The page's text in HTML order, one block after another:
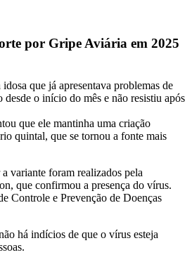
por Gripe Aviária em 2025
que já apresentava problemas de
desde o início do mês e não resistiu após
que ele mantinha uma criação
quintal, que se tornou a fonte mais
variante foram realizados pela
, que confirmou a presença do vírus.
Controle e Prevenção de Doenças
há indícios de que o vírus esteja